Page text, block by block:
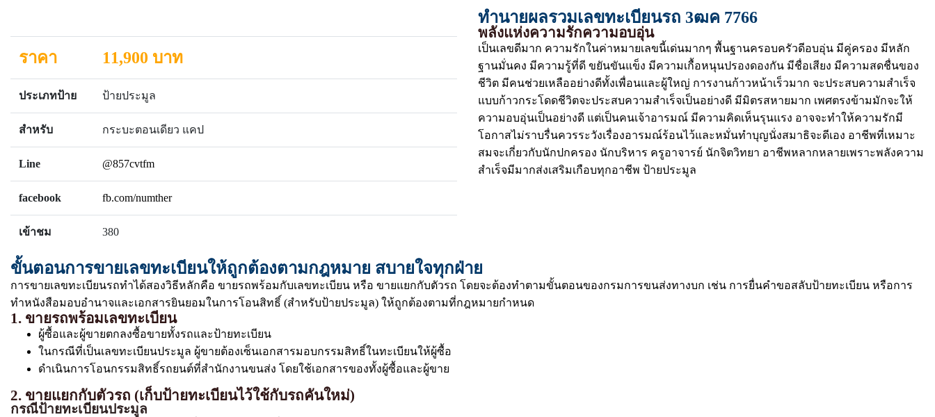
ราคา 11,900 บาท
ประเภทป้าย ป้ายประมูล
สำหรับ กระบะตอนเดียว แคป
Line @857cvtfm
facebook fb.com/numther
เข้าชม 380
ทำนายผลรวมเลขทะเบียนรถ 3ฒค 7766
พลังแห่งความรักความอบอุ่น
เป็นเลขดีมาก ความรักในค่าหมายเลขนี้เด่นมากๆ พื้นฐานครอบครัวดีอบอุ่น มีคู่ครอง มีหลัก
ฐานมั่นคง มีความรู้ที่ดี ขยันขันแข็ง มีความเกื้อหนุนปรองดองกัน มีชื่อเสียง มีความสดชื่นของ
ชีวิต มีคนช่วยเหลืออย่างดีทั้งเพื่อนและผู้ใหญ่ การงานก้าวหน้าเร็วมาก จะประสบความสำเร็จ
แบบก้าวกระโดดชีวิตจะประสบความสำเร็จเป็นอย่างดี มีมิตรสหายมาก เพศตรงข้ามมักจะให้
ความอบอุ่นเป็นอย่างดี แต่เป็นคนเจ้าอารมณ์ มีความคิดเห็นรุนแรง อาจจะทำให้ความรักมี
โอกาสไม่ราบรื่นควรระวังเรื่องอารมณ์ร้อนไว้และหมั่นทำบุญนั่งสมาธิจะดีเอง อาชีพที่เหมาะ
สมจะเกี่ยวกับนักปกครอง นักบริหาร ครูอาจารย์ นักจิตวิทยา อาชีพหลากหลายเพราะพลังความ
สำเร็จมีมากส่งเสริมเกือบทุกอาชีพ ป้ายประมูล
ขั้นตอนการขายเลขทะเบียนให้ถูกต้องตามกฎหมาย สบายใจทุกฝ่าย
การขายเลขทะเบียนรถทำได้สองวิธีหลักคือ ขายรถพร้อมกับเลขทะเบียน หรือ ขายแยกกับตัวรถ โดยจะต้องทำตามขั้นตอนของกรมการขนส่งทางบก เช่น การยื่นคำขอสลับป้ายทะเบียน หรือการ
ทำหนังสือมอบอำนาจและเอกสารยินยอมในการโอนสิทธิ์ (สำหรับป้ายประมูล) ให้ถูกต้องตามที่กฎหมายกำหนด
1. ขายรถพร้อมเลขทะเบียน
ผู้ซื้อและผู้ขายตกลงซื้อขายทั้งรถและป้ายทะเบียน
ในกรณีที่เป็นเลขทะเบียนประมูล ผู้ขายต้องเซ็นเอกสารมอบกรรมสิทธิ์ในทะเบียนให้ผู้ซื้อ
ดำเนินการโอนกรรมสิทธิ์รถยนต์ที่สำนักงานขนส่ง โดยใช้เอกสารของทั้งผู้ซื้อและผู้ขาย
2. ขายแยกกับตัวรถ (เก็บป้ายทะเบียนไว้ใช้กับรถคันใหม่)
กรณีป้ายทะเบียนประมูล